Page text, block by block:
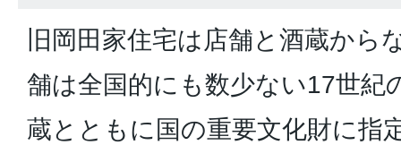
旧岡田家住宅は店舗と酒蔵から
舗は全国的にも数少ない17世紀
蔵とともに国の重要文化財に指